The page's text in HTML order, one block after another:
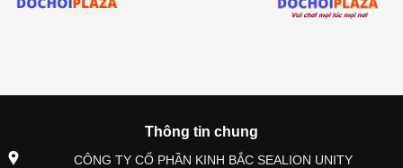
Thông tin chung
CÔNG TY CỔ PHẦN KINH BẮC SEALION UNITY